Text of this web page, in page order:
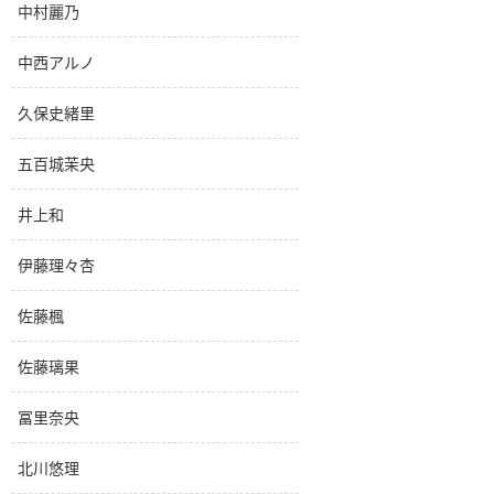
中村麗乃
中西アルノ
久保史緒里
五百城茉央
井上和
伊藤理々杏
佐藤楓
佐藤璃果
冨里奈央
北川悠理